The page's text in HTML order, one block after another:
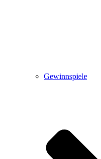
Gewinnspiele